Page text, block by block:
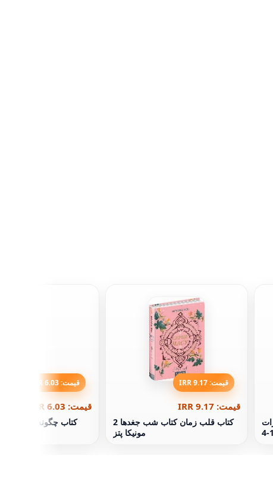
قیمت: 6.03 IRR
قیمت: 6.03 IRR
کتاب چگونه همیشه
قیمت: 9.17 IRR
قیمت: 9.17 IRR
کتاب قلب زمان کتاب شب جغدها 2
مونیکا پتز
1-4